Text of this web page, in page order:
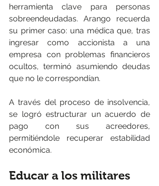
herramienta clave para personas
sobreendeudadas. Arango recuerda
su primer caso: una médica que, tras
ingresar como accionista a una
empresa con problemas financieros
ocultos, terminó asumiendo deudas
que no le correspondían.
A través del proceso de insolvencia,
se logró estructurar un acuerdo de
pago con sus acreedores,
permitiéndole recuperar estabilidad
económica.
Educar a los militares